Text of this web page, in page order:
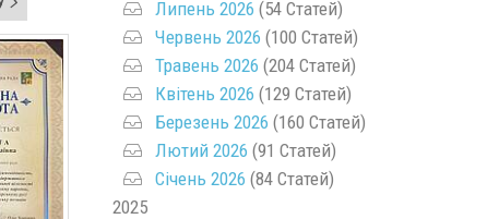
Липень 2026 (54 Статей)
Червень 2026 (100 Статей)
Травень 2026 (204 Статей)
Квітень 2026 (129 Статей)
Березень 2026 (160 Статей)
Лютий 2026 (91 Статей)
Січень 2026 (84 Статей)
2025